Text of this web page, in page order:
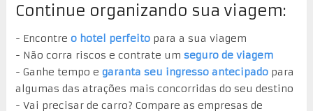
Continue organizando sua viagem:
- Encontre o hotel perfeitopara a sua viagem
- Não corra riscos e contrate um seguro de viagem
- Ganhe tempo e garanta seu ingresso antecipadopara
algumas das atrações mais concorridas do seu destino
- Vai precisar de carro? Compare as empresas de